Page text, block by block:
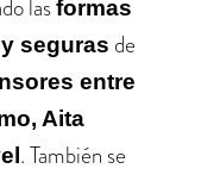
lasformas
seguras de
entre
Aita
. También se